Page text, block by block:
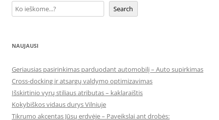
Search
NAUJAUSI
Geriausias pasirinkimas parduodant automobilį – Auto supirkimas
Cross-docking ir atsargų valdymo optimizavimas
Išskirtinio vyrų stiliaus atributas – kaklaraištis
Kokybiškos vidaus durys Vilniuje
Tikrumo akcentas Jūsų erdvėje – Paveikslai ant drobės: